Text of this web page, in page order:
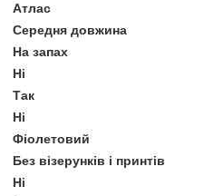
Атлас
Середня довжина
На запах
Ні
Так
Ні
Фіолетовий
Без візерунків і принтів
Ні